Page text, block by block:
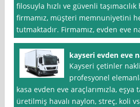
filosuyla hızlı ve güvenli
firmamız, müşteri memnuniyetini
tutmaktadır. Firmamız, evden eve
kayseri evden eve
Kayseri çetinler
profesyonel
kasa evden eve araçlarımızla, eşya
üretilmiş havalı naylon, streç, koli